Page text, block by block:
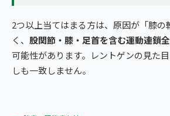
2つ以上当てはまる方は、原因が「膝の
く、 股関節・膝・足首を含む運動連鎖
可能性があります。レントゲンの見た
しも一致しません。